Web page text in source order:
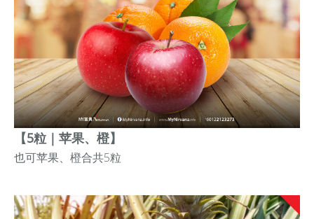
【5粒｜苹果、橙】
也可苹果、橙合共5粒